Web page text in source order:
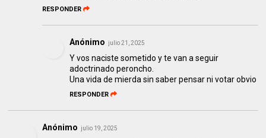
RESPONDER
Anónimo julio 21, 2025
Y vos naciste sometido y te van a seguir
adoctrinado peroncho.
Una vida de mierda sin saber pensar ni votar obvio
RESPONDER
Anónimo julio 19, 2025